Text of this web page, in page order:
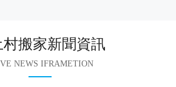
村搬家新聞資訊
NEWS IFRAMETION